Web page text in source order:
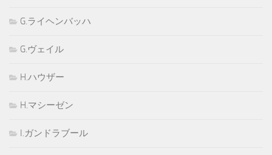
G.ライヘンバッハ
G.ヴェイル
H.ハウザー
H.マシーゼン
I.ガンドラブール